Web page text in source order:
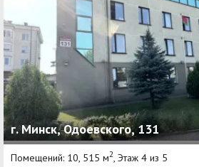
г. Минск, Одоевского, 131
Помещений: 10, 515 м2, Этаж 4 из 5